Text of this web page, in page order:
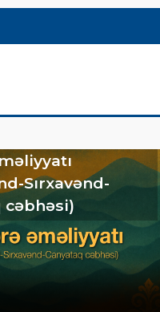
Sırxavənd-
cəbhəsi)